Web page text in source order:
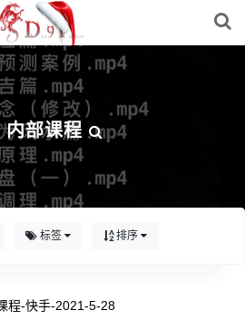
内部课程
标签 排序
程-快手-2021-5-28